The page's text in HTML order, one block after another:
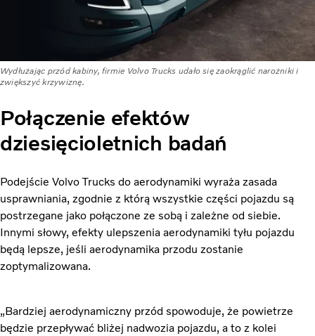
Wydłużając przód kabiny, firmie Volvo Trucks udało się zaokrąglić narożniki i
zwiększyć krzywiznę.
Połączenie efektów
dziesięcioletnich badań
Podejście Volvo Trucks do aerodynamiki wyraża zasada
usprawniania, zgodnie z którą wszystkie części pojazdu są
postrzegane jako połączone ze sobą i zależne od siebie.
Innymi słowy, efekty ulepszenia aerodynamiki tyłu pojazdu
będą lepsze, jeśli aerodynamika przodu zostanie
zoptymalizowana.
„Bardziej aerodynamiczny przód spowoduje, że powietrze
będzie przepływać bliżej nadwozia pojazdu, a to z kolei